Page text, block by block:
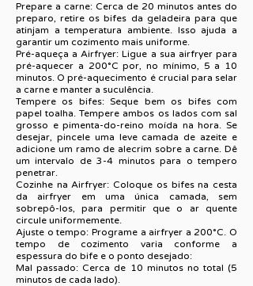
Prepare a carne: Cerca de 20 minutos antes do
preparo, retire os bifes da geladeira para que
atinjam a temperatura ambiente. Isso ajuda a
garantir um cozimento mais uniforme.
Pré-aqueça a Airfryer: Ligue a sua airfryer para
pré-aquecer a 200°C por, no mínimo, 5 a 10
minutos. O pré-aquecimento é crucial para selar
a carne e manter a suculência.
Tempere os bifes: Seque bem os bifes com
papel toalha. Tempere ambos os lados com sal
grosso e pimenta-do-reino moída na hora. Se
desejar, pincele uma leve camada de azeite e
adicione um ramo de alecrim sobre a carne. Dê
um intervalo de 3-4 minutos para o tempero
penetrar.
Cozinhe na Airfryer: Coloque os bifes na cesta
da airfryer em uma única camada, sem
sobrepô-los, para permitir que o ar quente
circule uniformemente.
Ajuste o tempo: Programe a airfryer a 200°C. O
tempo de cozimento varia conforme a
espessura do bife e o ponto desejado:
Mal passado: Cerca de 10 minutos no total (5
minutos de cada lado).